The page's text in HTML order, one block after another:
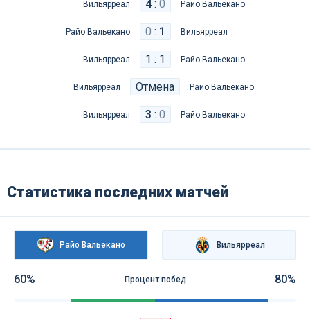
Вильярреал 4: 0 Райо Вальекано
Райо Вальекано 0 : 1 Вильярреал
Вильярреал 1 : 1 Райо Вальекано
Вильярреал Отмена Райо Вальекано
Вильярреал 3 : 0 Райо Вальекано
Статистика последних матчей
Райо Вальекано Вильярреал
60% Процент побед 80%